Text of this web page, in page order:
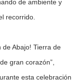
de ambiente y
recorrido.
de Abajo! Tierra de
gran corazón”,
esta celebración